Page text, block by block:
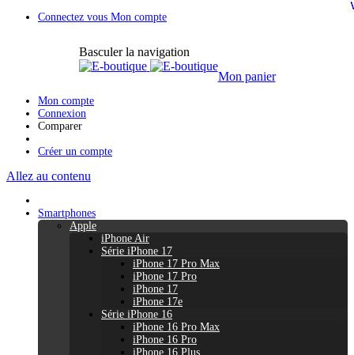
Connectez vous Mon compte
Basculer la navigation
Mon panier
Mon compte
Connexion
Comparer
Créer un compte
Allez au contenu
Smartphones
Apple
iPhone Air
Série iPhone 17
iPhone 17 Pro Max
iPhone 17 Pro
iPhone 17
iPhone 17e
Série iPhone 16
iPhone 16 Pro Max
iPhone 16 Pro
iPhone 16 Plus